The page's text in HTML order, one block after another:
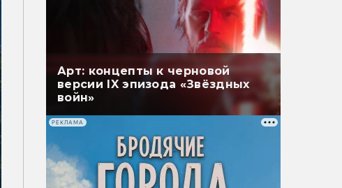
Арт: концепты к черновой
версии IX эпизода «Звёздных
войн»
РЕКЛАМА